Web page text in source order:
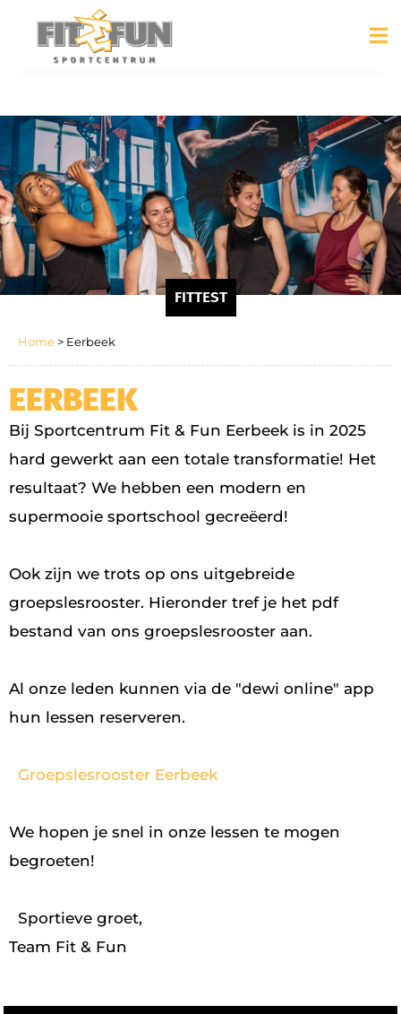
FITTEST
Home > Eerbeek
EERBEEK
Bij Sportcentrum Fit & Fun Eerbeek is in 2025
hard gewerkt aan een totale transformatie! Het
resultaat? We hebben een modern en
supermooie sportschool gecreëerd!
Ook zijn we trots op ons uitgebreide
groepslesrooster. Hieronder tref je het pdf
bestand van ons groepslesrooster aan.
Al onze leden kunnen via de "dewi online" app
hun lessen reserveren.
Groepslesrooster Eerbeek
We hopen je snel in onze lessen te mogen
begroeten!
Sportieve groet,
Team Fit & Fun